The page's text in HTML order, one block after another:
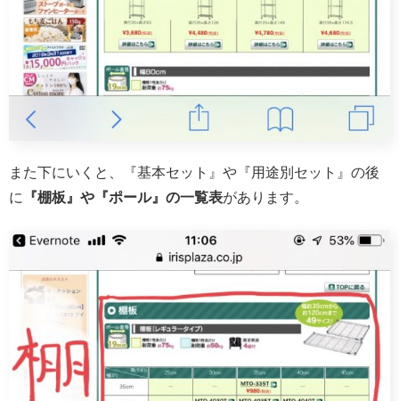
また下にいくと、『基本セット』や『用途別セット』の後
に
『棚板』や『ポール』の一覧表があります。